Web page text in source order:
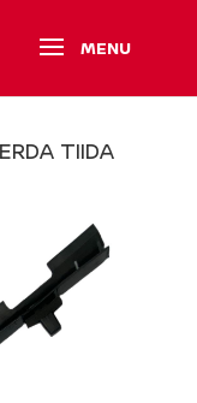
TIIDA